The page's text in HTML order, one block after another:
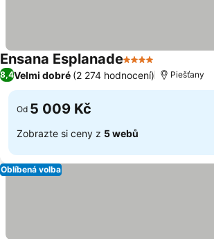
Ensana Esplanade4 Počet hvězdiček
8,4Velmi dobré (2 274 hodnocení) Piešťany
Od 5 009 Kč
Zobrazte si ceny z 5 webů
Oblíbená volba